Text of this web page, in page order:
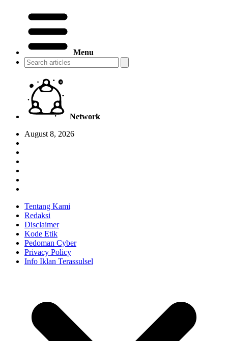
Menu
Network
August 8, 2026
Tentang Kami
Redaksi
Disclaimer
Kode Etik
Pedoman Cyber
Privacy Policy
Info Iklan Terassulsel